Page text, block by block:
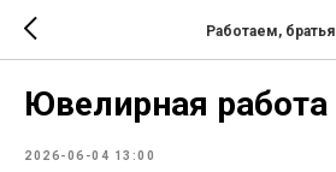
Работаем, братья
Ювелирная работа
2026-06-04 13:00